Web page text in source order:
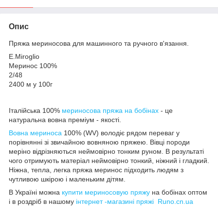
Опис
Пряжа мериносова для машинного та ручного в'язання.
E.Miroglio
Меринос 100%
2/48
2400 м у 100г
Італійська 100% мериносова пряжа на бобінах - це
натуральна вовна преміум - якості.
Вовна мериноса 100% (WV) володіє рядом переваг у
порівнянні зі звичайною вовняною пряжею. Вівці породи
меріно відрізняються неймовірно тонким руном. В результаті
чого отримують матеріал неймовірно тонкий, ніжний і гладкий.
Ніжна, тепла, легка пряжа меринос підходить людям з
чутливою шкірою і маленьким дітям.
В Україні можна купити мериносовую пряжу на бобінах оптом
і в роздріб в нашому інтернет -магазині пряжі Runo.cn.ua